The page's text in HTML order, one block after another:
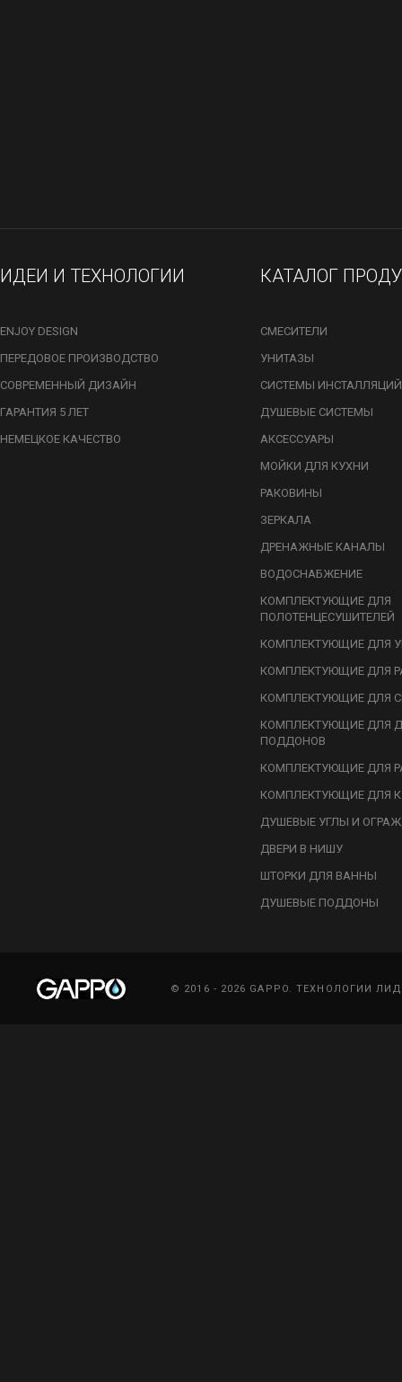
ИДЕИ И ТЕХНОЛОГИИ
ENJOY DESIGN
ПЕРЕДОВОЕ ПРОИЗВОДСТВО
СОВРЕМЕННЫЙ ДИЗАЙН
ГАРАНТИЯ 5 ЛЕТ
НЕМЕЦКОЕ КАЧЕСТВО
КАТАЛОГ
СМЕСИТЕЛИ
УНИТАЗЫ
СИСТЕМЫ ИНСТАЛЛЯЦИЙ
ДУШЕВЫЕ СИСТЕМЫ
АКСЕССУАРЫ
МОЙКИ ДЛЯ КУХНИ
РАКОВИНЫ
ЗЕРКАЛА
ДРЕНАЖНЫЕ КАНАЛЫ
ВОДОСНАБЖЕНИЕ
КОМПЛЕКТУЮЩИЕ ДЛЯ
ПОЛОТЕНЦЕСУШИТЕЛЕЙ
КОМПЛЕКТУЮЩИЕ ДЛЯ
КОМПЛЕКТУЮЩИЕ ДЛЯ
КОМПЛЕКТУЮЩИЕ ДЛЯ
КОМПЛЕКТУЮЩИЕ ДЛЯ
ПОДДОНОВ
КОМПЛЕКТУЮЩИЕ ДЛЯ
КОМПЛЕКТУЮЩИЕ ДЛЯ
ДУШЕВЫЕ УГЛЫ И
ДВЕРИ В НИШУ
ШТОРКИ ДЛЯ ВАННЫ
ДУШЕВЫЕ ПОДДОНЫ
© 2016 - 2026 GAPPO. ТЕХНОЛОГИИ